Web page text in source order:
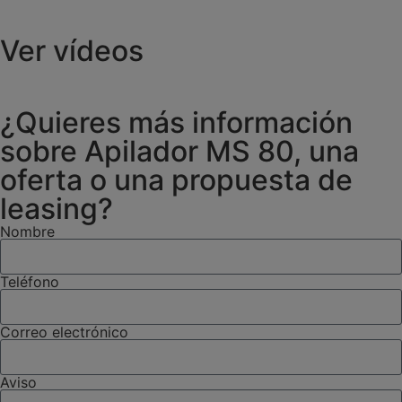
Ver vídeos
¿Quieres más información
sobre Apilador MS 80, una
oferta o una propuesta de
leasing?
Nombre
Teléfono
Correo electrónico
Aviso